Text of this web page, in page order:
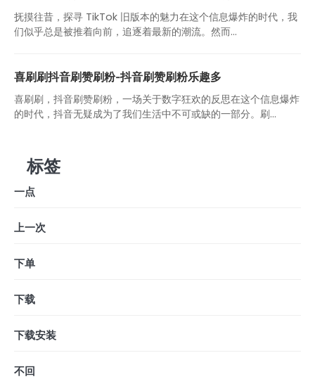
抚摸往昔，探寻 TikTok 旧版本的魅力在这个信息爆炸的时代，我
们似乎总是被推着向前，追逐着最新的潮流。然而...
喜刷刷抖音刷赞刷粉-抖音刷赞刷粉乐趣多
喜刷刷，抖音刷赞刷粉，一场关于数字狂欢的反思在这个信息爆炸
的时代，抖音无疑成为了我们生活中不可或缺的一部分。刷...
标签
一点
上一次
下单
下载
下载安装
不回